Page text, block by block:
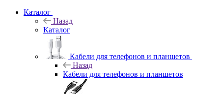
Каталог
Назад
Каталог
Кабели для телефонов и планшетов
Назад
Кабели для телефонов и планшетов